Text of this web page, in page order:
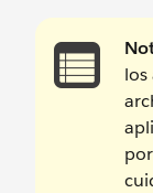
los